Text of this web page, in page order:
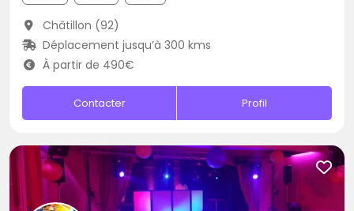
Châtillon (92)
Déplacement jusqu’à 300 kms
À partir de 490€
Contacter Profil